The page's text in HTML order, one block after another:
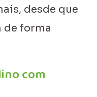
desde que
de forma
com